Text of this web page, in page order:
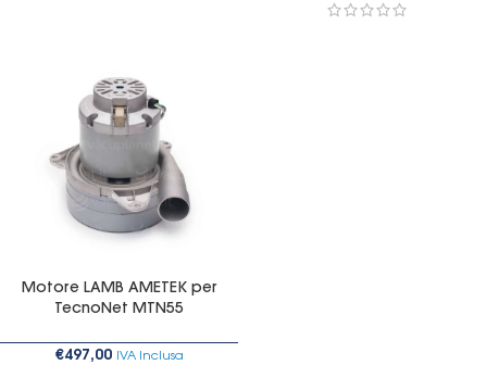
Motore LAMB AMETEK per
TecnoNet MTN55
€497,00 IVA Inclusa